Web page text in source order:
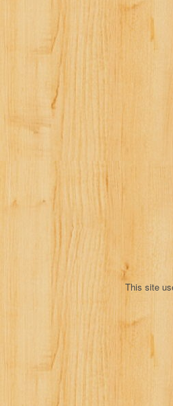
n
a
n
This site